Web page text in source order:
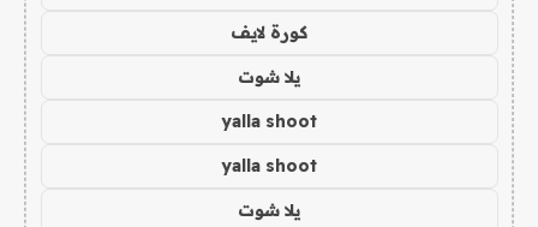
كورة لايف
يلا شوت
yalla shoot
yalla shoot
يلا شوت